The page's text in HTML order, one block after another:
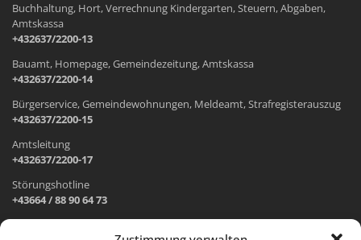
Buchhaltung, Hort, Verrechnung Kindergarten, Steuern, Abgaben,
Amtskassa
+432637/2200-13
Bauamt, Homepage, Gemeindezeitung, Amtskassa
+432637/2200-14
Bürgerservice, Gemeindewohnungen, Meldeamt, Strafregisterauszug
+432637/2200-15
Amtsleitung
+432637/2200-17
Störungshotline
+43664 / 88 90 64 73